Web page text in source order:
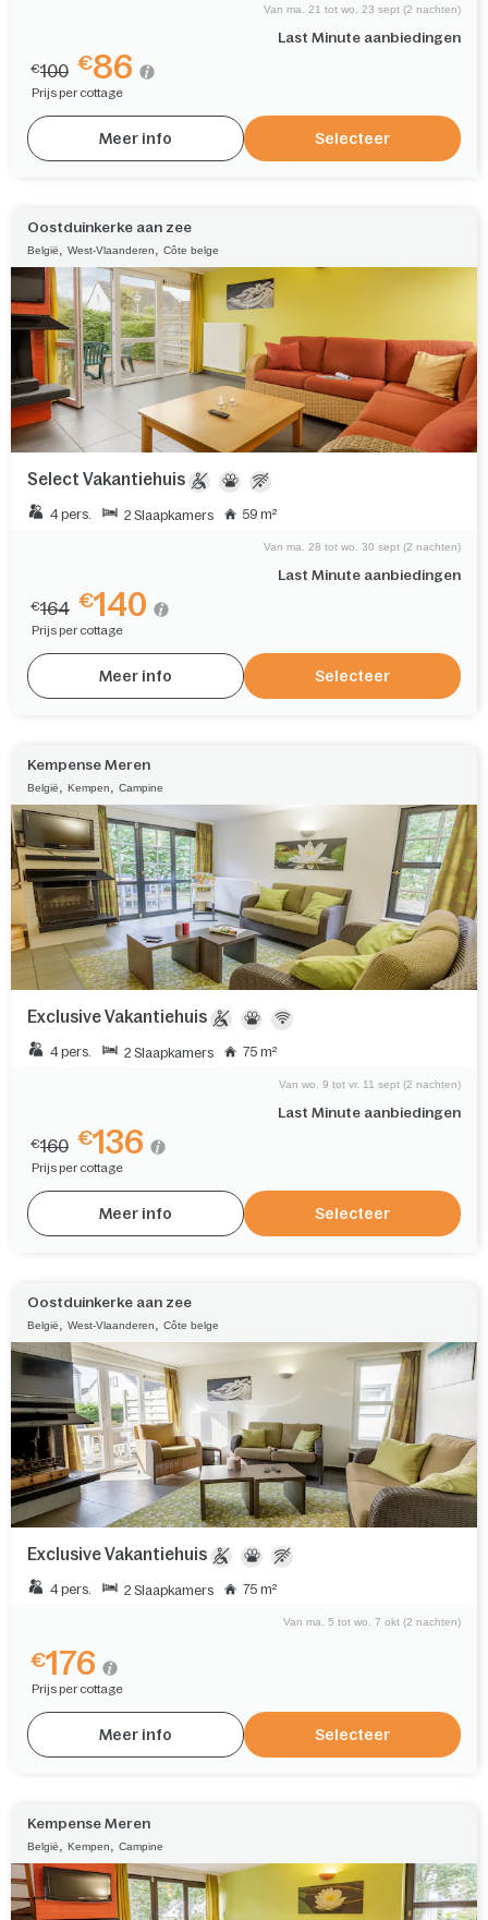
Last Minute aanbiedingen
Van ma. 21 tot wo. 23 sept (2 nachten)
€100 €86
Prijs per cottage
Meer info Selecteer
Oostduinkerke aan zee
België West-Vlaanderen Côte belge
Select Vakantiehuis
4 pers. 2 Slaapkamers 59 m²
Last Minute aanbiedingen
Van ma. 28 tot wo. 30 sept (2 nachten)
€164 €140
Prijs per cottage
Meer info Selecteer
Kempense Meren
België Kempen Campine
Exclusive Vakantiehuis
4 pers. 2 Slaapkamers 75 m²
Last Minute aanbiedingen
Van wo. 9 tot vr. 11 sept (2 nachten)
€160 €136
Prijs per cottage
Meer info Selecteer
Oostduinkerke aan zee
België West-Vlaanderen Côte belge
Exclusive Vakantiehuis
4 pers. 2 Slaapkamers 75 m²
Van ma. 5 tot wo. 7 okt (2 nachten)
€176
Prijs per cottage
Meer info Selecteer
Kempense Meren
België Kempen Campine